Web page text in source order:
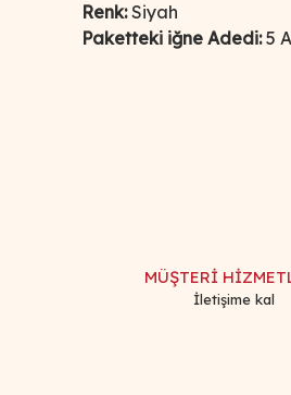
Renk:Siyah
Paketteki iğne Adedi:5
Ürün fiyatı diğer
MÜŞTERİ
İletişime kal